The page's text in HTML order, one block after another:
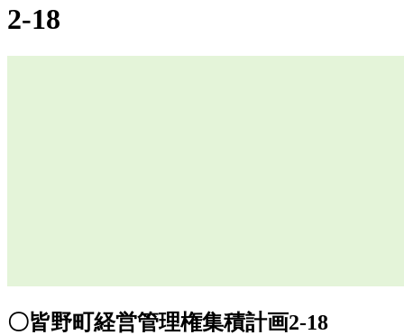
2-18
〇皆野町経営管理権集積計画2-18